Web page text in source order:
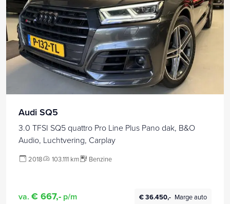
Audi SQ5
3.0 TFSI SQ5 quattro Pro Line Plus Pano dak, B&O
Audio, Luchtvering, Carplay
2018 103.111 km Benzine
va. € 667,- p/m € 36.450,- Marge auto